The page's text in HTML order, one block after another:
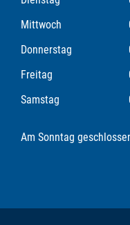
Mittwoch
Donnerstag
Freitag
Samstag
Am Sonntag